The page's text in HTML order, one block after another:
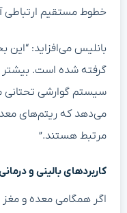
خطوط مستقیم ارتباطی
بانلیس می‌افزاید: “این
گرفته شده است. بیشتر
سیستم گوارشی تحتانی
می‌دهد که ریتم‌های
مرتبط هستند.”
کاربردهای بالینی و
اگر همگامی معده و مغز